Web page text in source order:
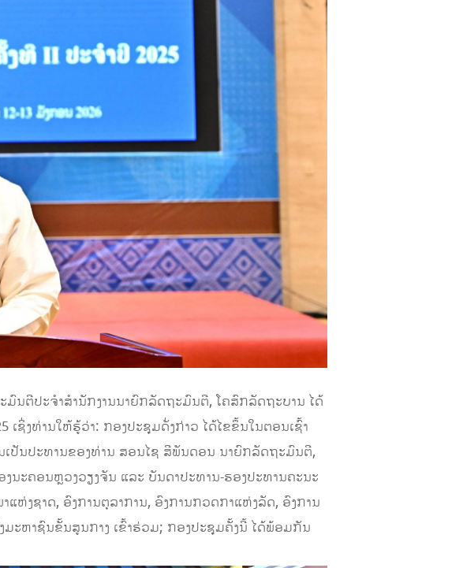
ຕີປະຈໍາສໍານັກງານນາຍົກລັດຖະມົນຕີ, ໂຄສົກລັດຖະບານ ໄດ້
ຊິ່ງທ່ານໃຫ້ຮູ້ວ່າ: ກອງປະຊຸມດັ່ງກ່າວ ໄດ້ໄຂຂຶ້ນໃນຕອນເຊົ້າ
ປັນປະທານຂອງທ່ານ ສອນໄຊ ສີພັນດອນ ນາຍົກລັດຖະມົນຕີ,
ະຄອນຫຼວງວຽງຈັນ ແລະ ບັນດາປະທານ-ຮອງປະທານຄະນະ
ຫ່ງຊາດ, ອົງການຕຸລາການ, ອົງການກວດກາແຫ່ງລັດ, ອົງການ
ະຫາຊົນຂັ້ນສູນກາງ ເຂົ້າຮ່ວມ; ກອງປະຊຸມຄັ້ງນີ້ ໄດ້ພ້ອມກັນ